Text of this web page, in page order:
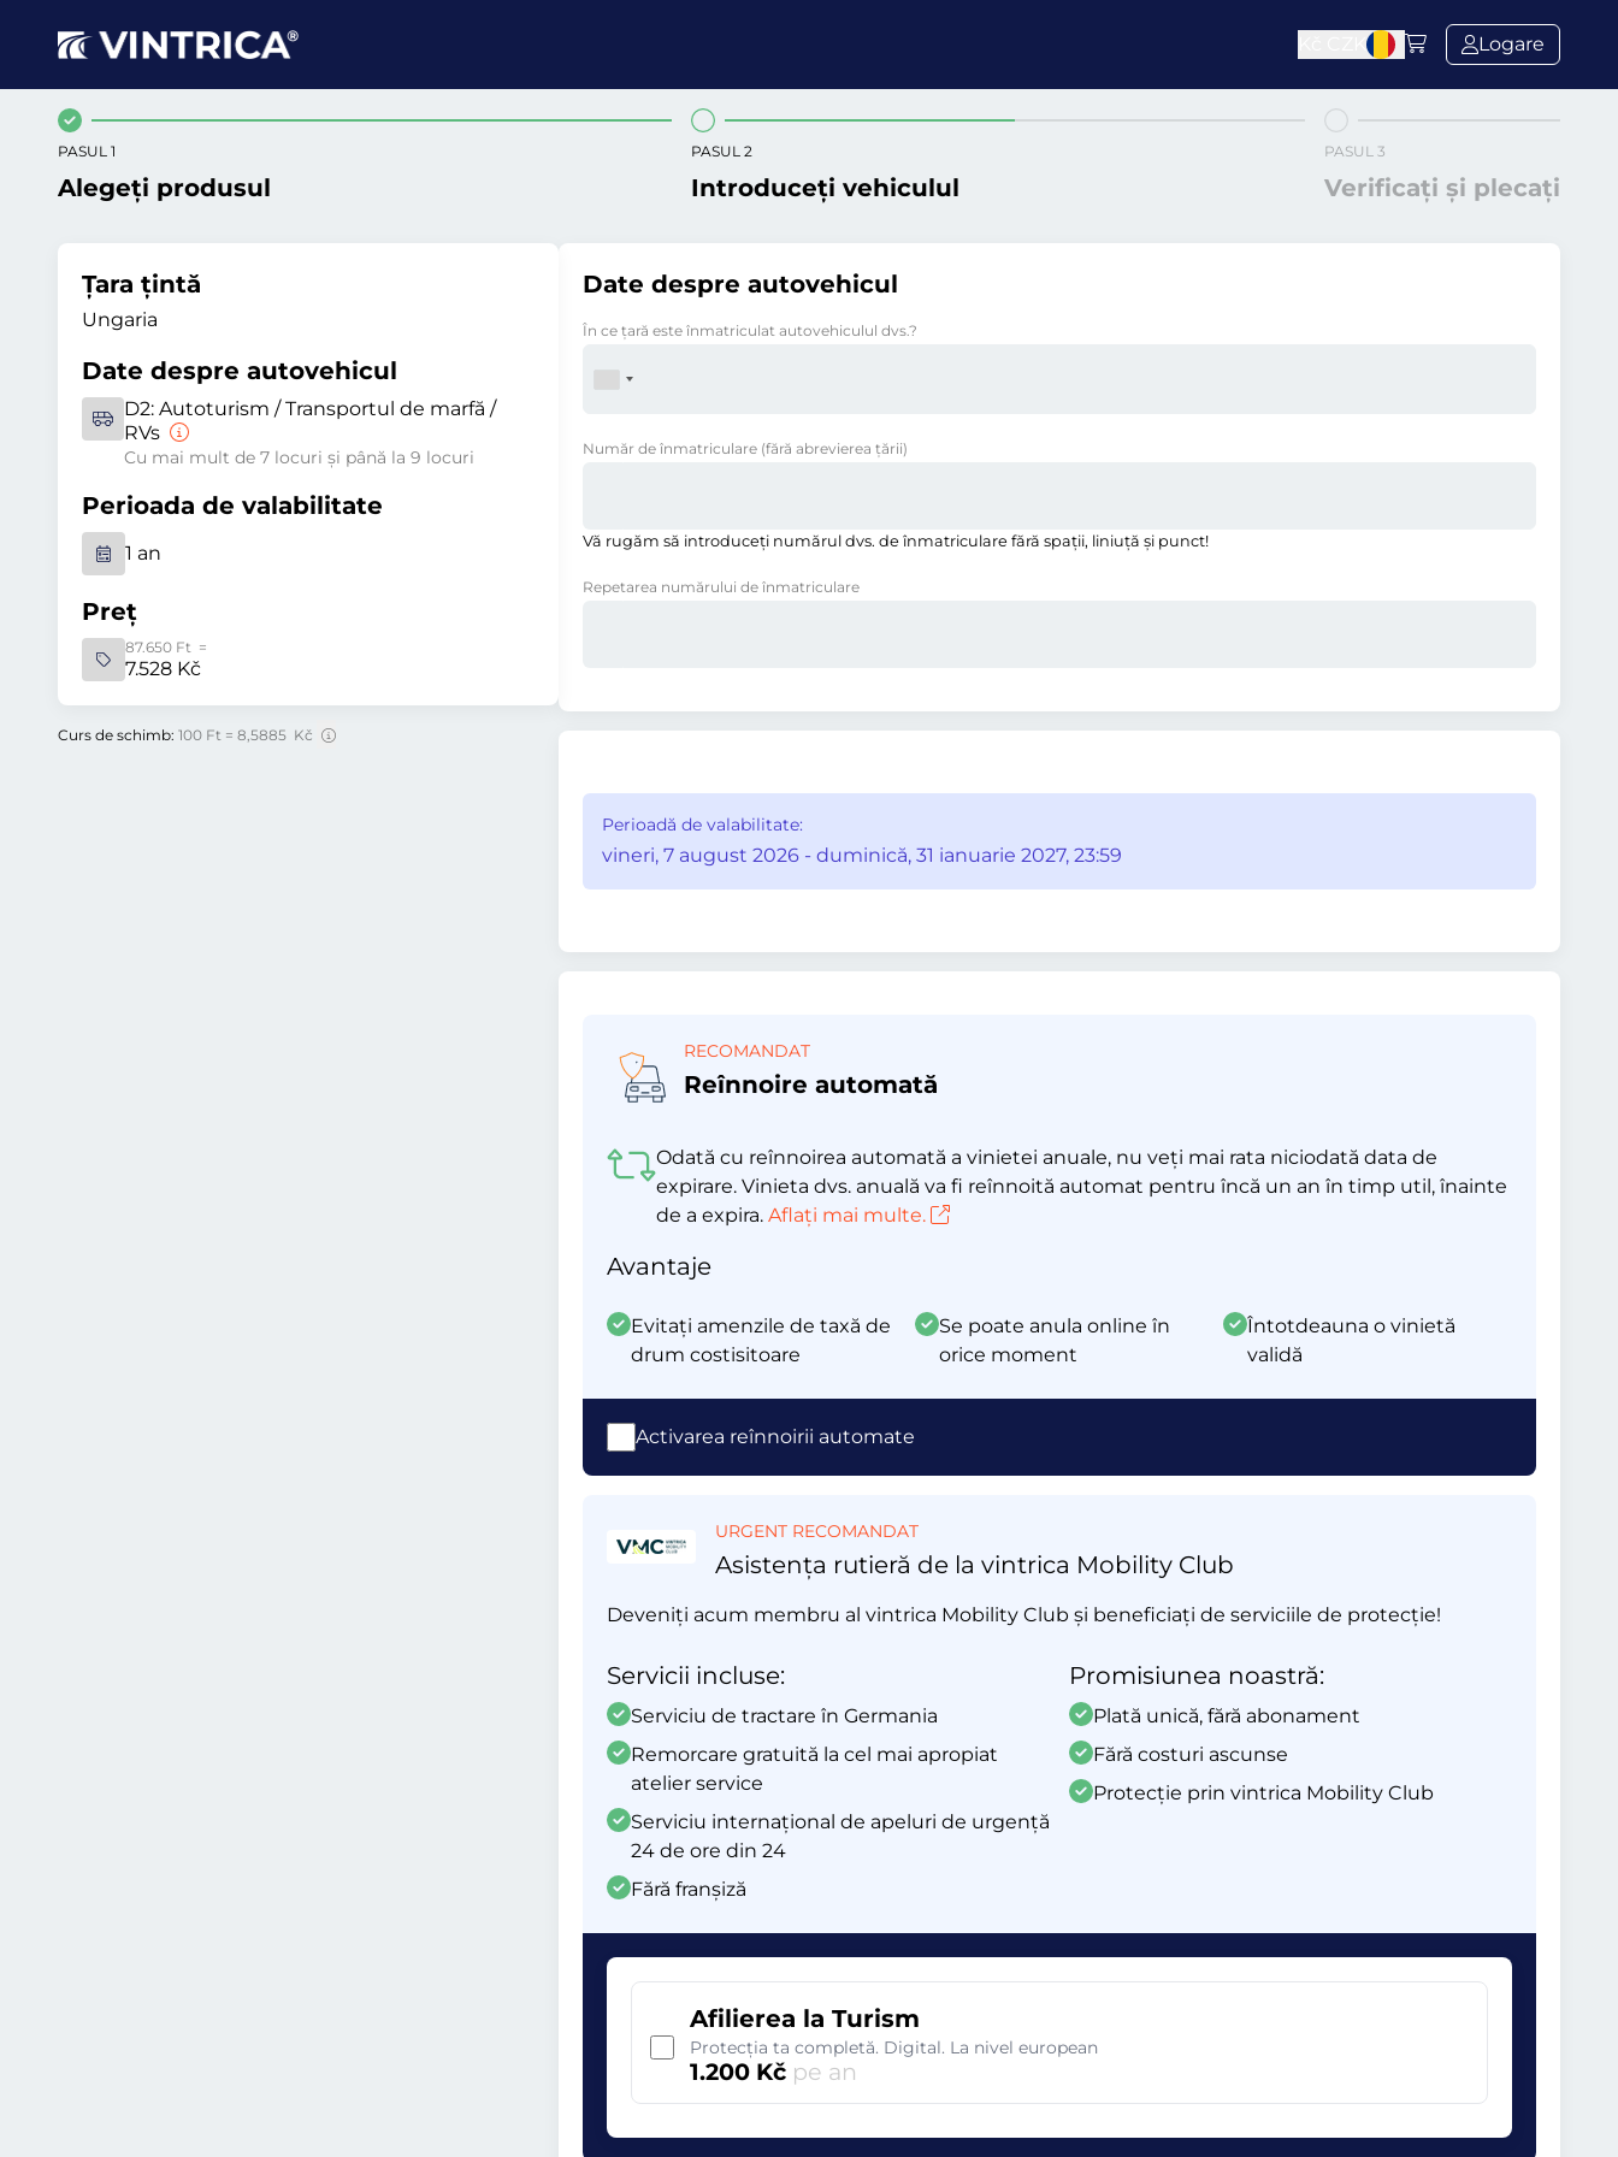
Logare
PASUL 1
Alegeți produsul
PASUL 2
Introduceți vehiculul
PASUL 3
Verificați și plecați
Țara țintă
Ungaria
Date despre autovehicul
D2: Autoturism / Transportul de marfă /
RVs
Cu mai mult de 7 locuri și până la 9 locuri
Perioada de valabilitate
1 an
Preț
87.650 Ft =
7.528 Kč
Curs de schimb: 100 Ft = 8,5885 Kč
Date despre autovehicul
În ce ţară este înmatriculat autovehiculul dvs.?
Număr de înmatriculare (fără abrevierea ţării)
Vă rugăm să introduceţi numărul dvs. de înmatriculare fără spații, liniuţă și punct!
Repetarea numărului de înmatriculare
Perioadă de valabilitate:
vineri, 7 august 2026 - duminică, 31 ianuarie 2027, 23:59
RECOMANDAT
Reînnoire automată
Odată cu reînnoirea automată a vinietei anuale, nu veți mai rata niciodată data de
expirare. Vinieta dvs. anuală va fi reînnoită automat pentru încă un an în timp util, înainte
de a expira. Aflați mai multe.
Avantaje
Evitați amenzile de taxă de
drum costisitoare
Se poate anula online în
orice moment
Întotdeauna o vinietă
validă
Activarea reînnoirii automate
URGENT RECOMANDAT
Asistența rutieră de la vintrica Mobility Club
Deveniți acum membru al vintrica Mobility Club și beneficiați de serviciile de protecție!
Servicii incluse:
Serviciu de tractare în Germania
Remorcare gratuită la cel mai apropiat
atelier service
Serviciu internațional de apeluri de urgență
24 de ore din 24
Fără franșiză
Promisiunea noastră:
Plată unică, fără abonament
Fără costuri ascunse
Protecție prin vintrica Mobility Club
Afilierea la Turism
Protecția ta completă. Digital. La nivel european
1.200 Kč pe an